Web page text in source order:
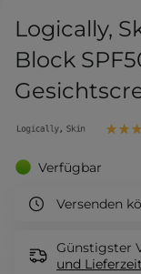
Logically,
Block
Verfügbar
Versenden
Günstigster
und